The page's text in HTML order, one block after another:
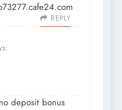
REPLY
deposit bonus